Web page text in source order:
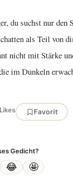
du suchst nur den
als Teil von
nicht mit Stärke
im Dunkeln
Favorit
Gedicht?
😂 🤩